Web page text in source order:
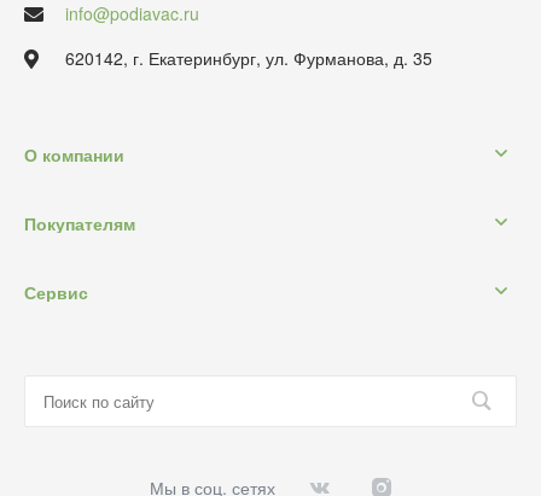
info@podiavac.ru
620142, г. Екатеринбург, ул. Фурманова, д. 35
О компании
Покупателям
Сервис
Мы в соц. сетях